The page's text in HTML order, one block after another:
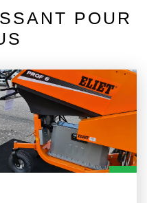
POUR